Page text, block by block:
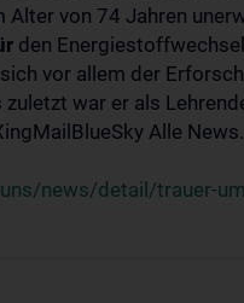
Alter von 74 Jahren
den
vor allem der
war er als
Alle
news/detail/trauer-